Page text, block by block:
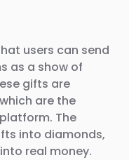
users can send
as a show of
gifts are
are the
The
into diamonds,
real money.